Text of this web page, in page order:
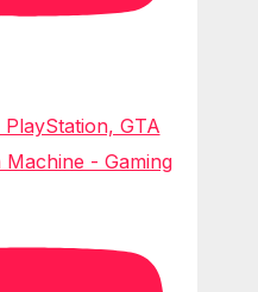
PlayStation, GTA
Machine - Gaming